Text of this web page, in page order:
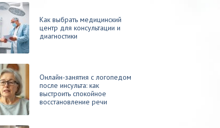
Как выбрать медицинский
центр для консультации и
диагностики
Онлайн-занятия с логопедом
после инсульта: как
выстроить спокойное
восстановление речи